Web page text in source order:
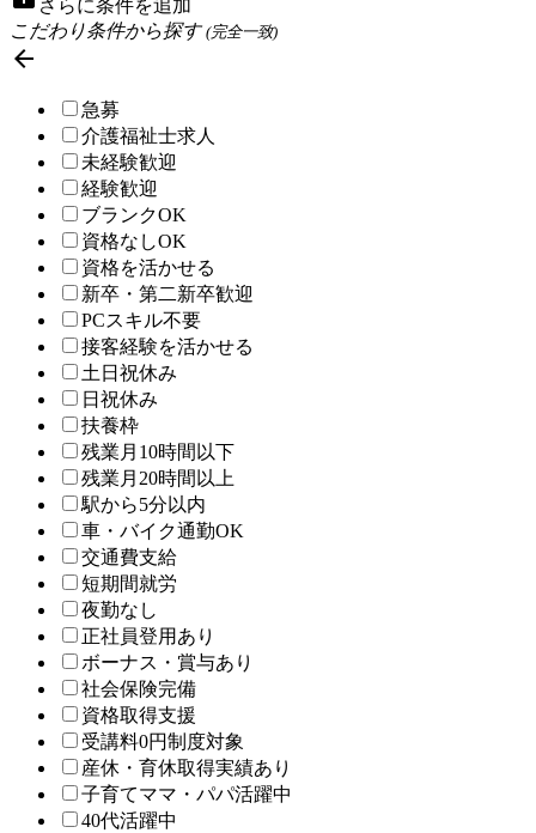
さらに条件を追加
こだわり条件から探す(完全一致)

急募
介護福祉士求人
未経験歓迎
経験歓迎
ブランクOK
資格なしOK
資格を活かせる
新卒・第二新卒歓迎
PCスキル不要
接客経験を活かせる
土日祝休み
日祝休み
扶養枠
残業月10時間以下
残業月20時間以上
駅から5分以内
車・バイク通勤OK
交通費支給
短期間就労
夜勤なし
正社員登用あり
ボーナス・賞与あり
社会保険完備
資格取得支援
受講料0円制度対象
産休・育休取得実績あり
子育てママ・パパ活躍中
40代活躍中